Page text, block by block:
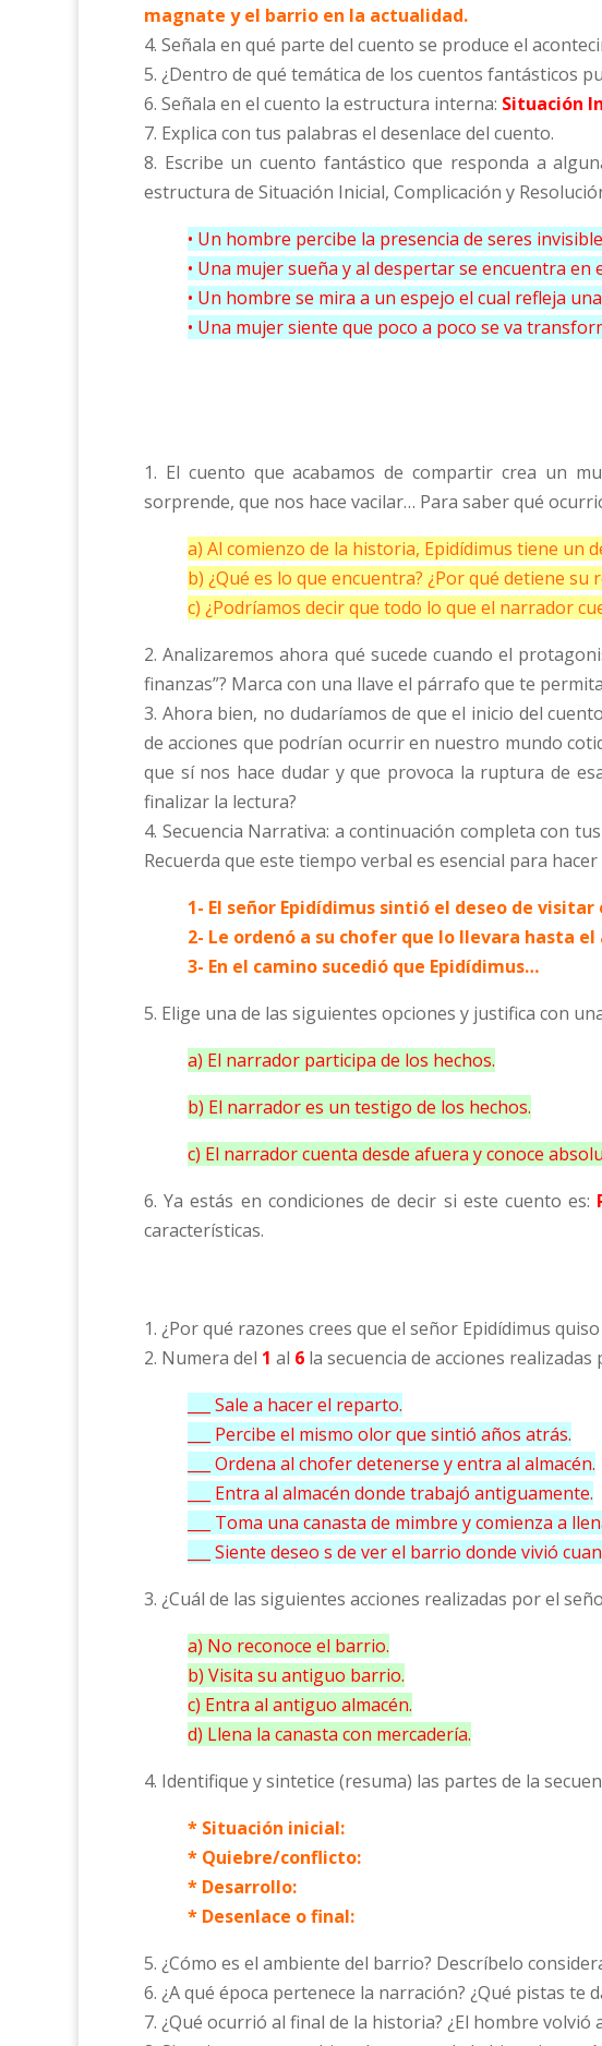
magnate y el barrio en la actualidad.
4. Señala en qué parte del cuento se produce el
5. ¿Dentro de qué temática de los cuentos fantásticos
6. Señala en el cuento la estructura interna: Situación
7. Explica con tus palabras el desenlace del cuento.
8. Escribe un cuento fantástico que responda a
estructura de Situación Inicial, Complicación y
• Un hombre percibe la presencia de seres
• Una mujer sueña y al despertar se encuentra en
• Un hombre se mira a un espejo el cual refleja
• Una mujer siente que poco a poco se va
1. El cuento que acabamos de compartir crea un
sorprende, que nos hace vacilar… Para saber qué
a) Al comienzo de la historia, Epidídimus tiene un
b) ¿Qué es lo que encuentra? ¿Por qué detiene su
c) ¿Podríamos decir que todo lo que el narrador
2. Analizaremos ahora qué sucede cuando el
finanzas”? Marca con una llave el párrafo que te
3. Ahora bien, no dudaríamos de que el inicio del
de acciones que podrían ocurrir en nuestro mundo
que sí nos hace dudar y que provoca la ruptura de
finalizar la lectura?
4. Secuencia Narrativa: a continuación completa con
Recuerda que este tiempo verbal es esencial para
1- El señor Epidídimus sintió el deseo de
2- Le ordenó a su chofer que lo llevara hasta
3- En el camino sucedió que Epidídimus…
5. Elige una de las siguientes opciones y justifica con
a) El narrador participa de los hechos.
b) El narrador es un testigo de los hechos.
c) El narrador cuenta desde afuera y conoce
6. Ya estás en condiciones de decir si este cuento es:
características.
1. ¿Por qué razones crees que el señor Epidídimus
2. Numera del 1 al 6 la secuencia de acciones
___ Sale a hacer el reparto.
___ Percibe el mismo olor que sintió años atrás.
___ Ordena al chofer detenerse y entra al almacén.
___ Entra al almacén donde trabajó antiguamente.
___ Toma una canasta de mimbre y comienza a
___ Siente deseo s de ver el barrio donde vivió
3. ¿Cuál de las siguientes acciones realizadas por el
a) No reconoce el barrio.
b) Visita su antiguo barrio.
c) Entra al antiguo almacén.
d) Llena la canasta con mercadería.
4. Identifique y sintetice (resuma) las partes de la
* Situación inicial:
* Quiebre/conflicto:
* Desarrollo:
* Desenlace o final:
5. ¿Cómo es el ambiente del barrio? Descríbelo
6. ¿A qué época pertenece la narración? ¿Qué pistas
7. ¿Qué ocurrió al final de la historia? ¿El hombre